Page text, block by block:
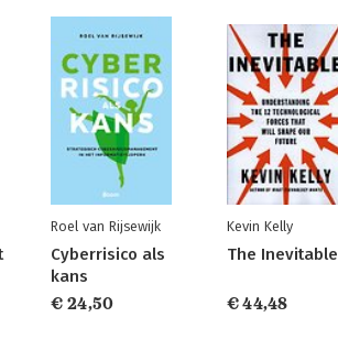
Roel van Rijsewijk
Cyberrisico als
kans
€ 24,50
Kevin Kelly
The Inevitable
€ 44,48